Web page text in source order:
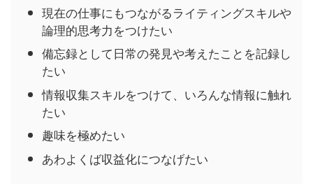
現在の仕事にもつながるライティングスキルや
論理的思考力をつけたい
備忘録として日常の発見や考えたことを記録し
たい
情報収集スキルをつけて、いろんな情報に触れ
たい
趣味を極めたい
あわよくば収益化につなげたい